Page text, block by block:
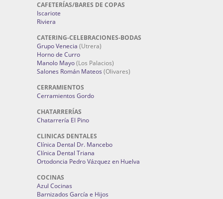
CAFETERÍAS/BARES DE COPAS
Iscariote
Riviera
CATERING-CELEBRACIONES-BODAS
Grupo Venecia (Utrera)
Horno de Curro
Manolo Mayo(Los Palacios)
Salones Román Mateos (Olivares)
CERRAMIENTOS
Cerramientos Gordo
CHATARRERÍAS
Chatarrería El Pino
CLINICAS DENTALES
Clínica Dental Dr. Mancebo
Clínica Dental Triana
Ortodoncia Pedro Vázquez en Huelva
COCINAS
Azul Cocinas
Barnizados García e Hijos